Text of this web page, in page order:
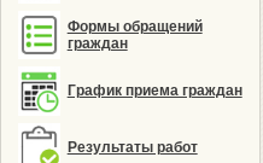
Формы обращений
граждан
График приема граждан
Результаты работ